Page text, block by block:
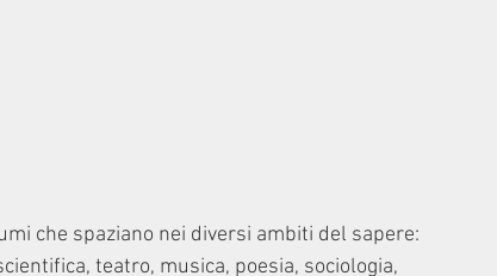
che spaziano nei diversi ambiti del sapere:
teatro, musica, poesia, sociologia,